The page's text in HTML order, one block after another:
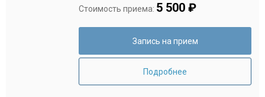
Стоимость приема: 5 500 ₽
Запись на прием
Подробнее